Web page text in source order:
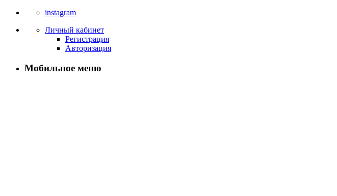
instagram
Личный кабинет
Регистрация
Авторизация
Мобильное меню